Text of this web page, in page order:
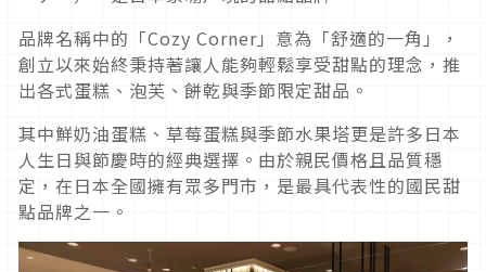
品牌名稱中的「Cozy Corner」意為「舒適的一角」，
創立以來始終秉持著讓人能夠輕鬆享受甜點的理念，推
出各式蛋糕、泡芙、餅乾與季節限定甜品。
其中鮮奶油蛋糕、草莓蛋糕與季節水果塔更是許多日本
人生日與節慶時的經典選擇。由於親民價格且品質穩
定，在日本全國擁有眾多門市，是最具代表性的國民甜
點品牌之一。